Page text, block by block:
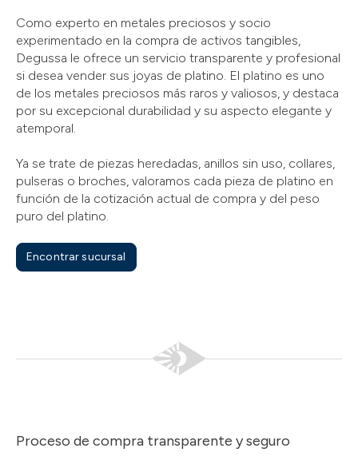
Como experto en metales preciosos y socio
experimentado en la compra de activos tangibles,
Degussa le ofrece un servicio transparente y profesional
si desea vender sus joyas de platino. El platino es uno
de los metales preciosos más raros y valiosos, y destaca
por su excepcional durabilidad y su aspecto elegante y
atemporal.
Ya se trate de piezas heredadas, anillos sin uso, collares,
pulseras o broches, valoramos cada pieza de platino en
función de la cotización actual de compra y del peso
puro del platino.
Encontrar sucursal
Proceso de compra transparente y seguro